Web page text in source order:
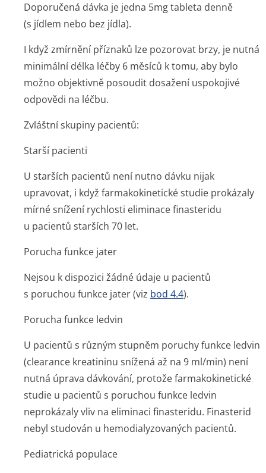
Doporučená dávka je jedna 5mg tableta denně
(s jídlem nebo bez jídla).
I když zmírnění příznaků lze pozorovat brzy, je nutná
minimální délka léčby 6 měsíců k tomu, aby bylo
možno objektivně posoudit dosažení uspokojivé
odpovědi na léčbu.
Zvláštní skupiny pacientů:
Starší pacienti
U starších pacientů není nutno dávku nijak
upravovat, i když farmakokinetické studie prokázaly
mírné snížení rychlosti eliminace finasteridu
u pacientů starších 70 let.
Porucha funkce jater
Nejsou k dispozici žádné údaje u pacientů
s poruchou funkce jater (viz bod 4.4).
Porucha funkce ledvin
U pacientů s různým stupněm poruchy funkce ledvin
(clearance kreatininu snížená až na 9 ml/min) není
nutná úprava dávkování, protože farmakokinetické
studie u pacientů s poruchou funkce ledvin
neprokázaly vliv na eliminaci finasteridu. Finasterid
nebyl studován u hemodialyzovaných pacientů.
Pediatrická populace